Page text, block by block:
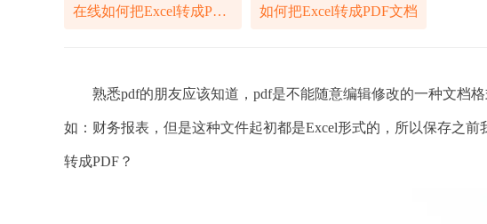
在线如何把Excel转成PDF文件 如何把Excel转成PDF文档
熟悉pdf的朋友应该知道，pdf是不能随意编辑修改的一种文档格
如：财务报表，但是这种文件起初都是Excel形式的，所以保存之前
转成PDF？